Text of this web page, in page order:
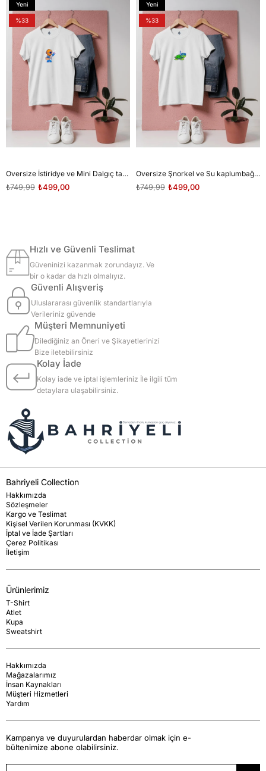
Oversize İstiridye ve Mini Dalgıç tasarım unisex T-shirt
₺499,00
₺749,99
Yeni
Ürün
%33
Oversize Şnorkel ve Su kaplumbağası tasarım unisex T-shirt
₺499,00
₺749,99
Yeni
Ürün
%33
Hızlı ve Güvenli Teslimat
Güveninizi kazanmak zorundayız. Ve
bir o kadar da hızlı olmalıyız.
Güvenli Alışveriş
Uluslararası güvenlik standartlarıyla
Verileriniz güvende
Müşteri Memnuniyeti
Dilediğiniz an Öneri ve Şikayetlerinizi
Bize iletebilirsiniz
Kolay İade
Kolay iade ve iptal işlemleriniz İle ilgili tüm
detaylara ulaşabilirsiniz.
Bahriyeli Collection
Hakkımızda
Sözleşmeler
Kargo ve Teslimat
Kişisel Verilen Korunması (KVKK)
İptal ve İade Şartları
Çerez Politikası
İletişim
Ürünlerimiz
T-Shirt
Atlet
Kupa
Sweatshirt
Hakkımızda
Mağazalarımız
İnsan Kaynakları
Müşteri Hizmetleri
Yardım
Kampanya ve duyurulardan haberdar olmak için e-
bültenimize abone olabilirsiniz.